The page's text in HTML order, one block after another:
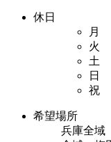
休日
月
火
土
日
祝
希望場所
兵庫全